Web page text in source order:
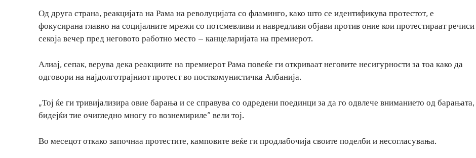
Од друга страна, реакцијата на Рама на револуцијата со фламинго, како што се идентификува протестот, е
фокусирана главно на социјалните мрежи со потсмевливи и навредливи објави против оние кои протестираат речиси
секоја вечер пред неговото работно место – канцеларијата на премиерот.
Алиај, сепак, верува дека реакциите на премиерот Рама повеќе ги откриваат неговите несигурности за тоа како да
одговори на најдолготрајниот протест во посткомунистичка Албанија.
„Тој ќе ги тривијализира овие барања и се справува со одредени поединци за да го одвлече вниманието од барањата,
бидејќи тие очигледно многу го вознемириле“ вели тој.
Во месецот откако започнаа протестите, камповите веќе ги продлабочија своите поделби и несогласувања.